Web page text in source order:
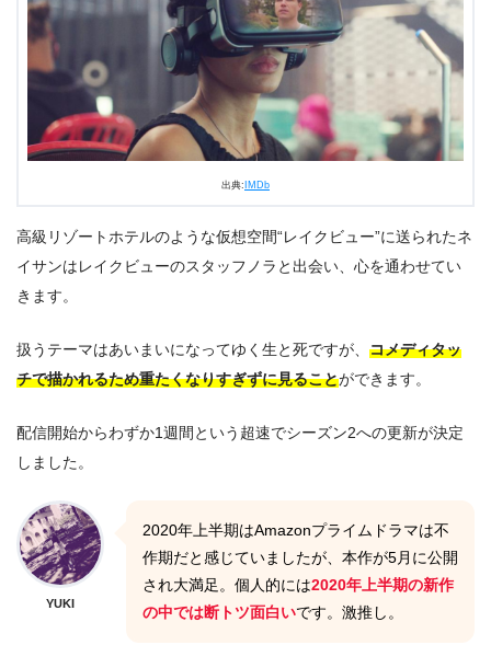
出典: IMDb
高級リゾートホテルのような仮想空間“レイクビュー”に送られたネ
イサンはレイクビューのスタッフノラと出会い、心を通わせてい
きます。
扱うテーマはあいまいになってゆく生と死ですが、 コメディタッ
チで描かれるため重たくなりすぎずに見ることができます。
配信開始からわずか1週間という超速でシーズン2への更新が決定
しました。
YUKI
2020年上半期はAmazonプライムドラマは不
作期だと感じていましたが、本作が5月に公開
され大満足。個人的には2020年上半期の新作
の中では断トツ面白いです。激推し。